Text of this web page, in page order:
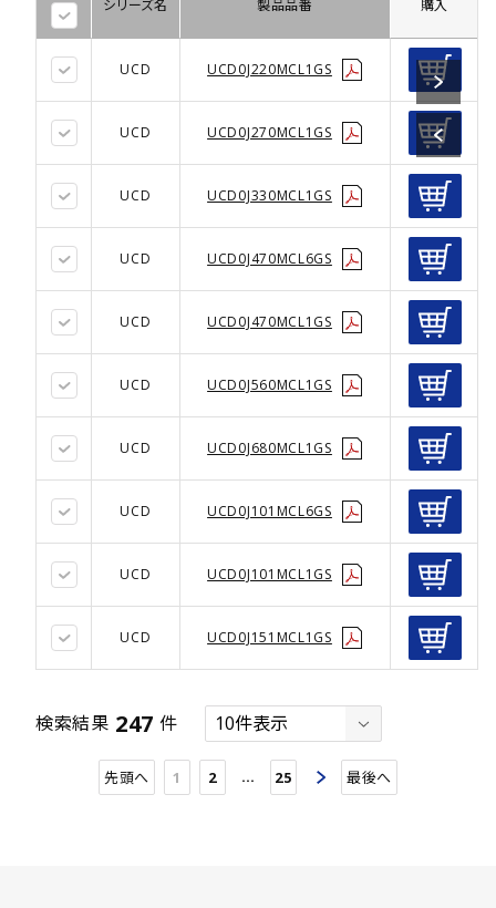
シリーズ名 製品品番 購入
UCD UCD0J220MCL1GS
UCD UCD0J270MCL1GS
UCD UCD0J330MCL1GS
UCD UCD0J470MCL6GS
UCD UCD0J470MCL1GS
UCD UCD0J560MCL1GS
UCD UCD0J680MCL1GS
UCD UCD0J101MCL6GS
UCD UCD0J101MCL1GS
UCD UCD0J151MCL1GS
検索結果 247 件
先頭へ 1 2 … 25 最後へ